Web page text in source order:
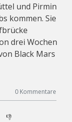
und Pirmin
kommen. Sie
drei Wochen
Black Mars
0 Kommentare
👎